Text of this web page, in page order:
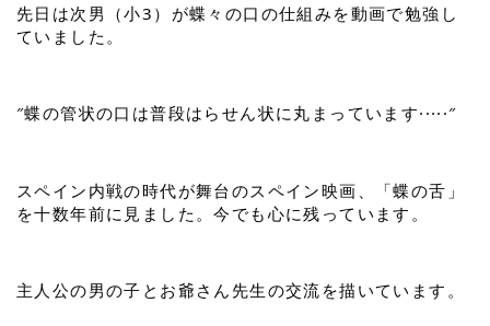
先日は次男（小3）が蝶々の口の仕組みを動画で勉強し
ていました。
″蝶の管状の口は普段はらせん状に丸まっています·····″
スペイン内戦の時代が舞台のスペイン映画、「蝶の舌」
を十数年前に見ました。今でも心に残っています。
主人公の男の子とお爺さん先生の交流を描いています。